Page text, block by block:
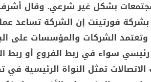
بشكل غير شرعي. وقال أشرف
بشركة فورتينت إن الشركة تساعد
وتعتمد الشركات والمؤسسات على
سواء في ربط الفروع أو ربط
تمثل النواة الرئيسية